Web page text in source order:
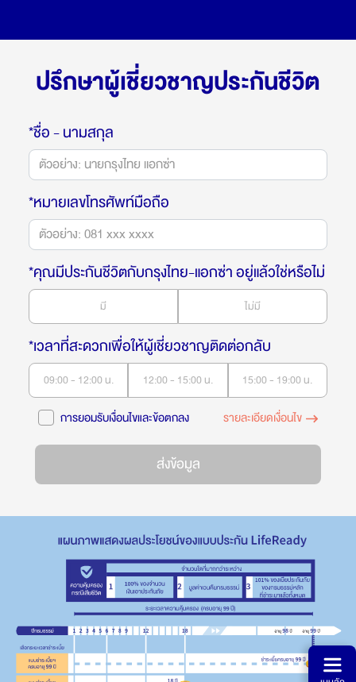
ปรึกษาผู้เชี่ยวชาญประกันชีวิต
*ชื่อ - นามสกุล
*หมายเลขโทรศัพท์มือถือ
*คุณมีประกันชีวิตกับกรุงไทย-แอกซ่า อยู่แล้วใช่หรือไม่
มี ไม่มี
*เวลาที่สะดวกเพื่อให้ผู้เชี่ยวชาญติดต่อกลับ
09:00 - 12:00 น. 12:00 - 15:00 น. 15:00 - 19:00 น.
การยอมรับเงื่อนไขและข้อตกลง รายละเอียดเงื่อนไข
ส่งข้อมูล